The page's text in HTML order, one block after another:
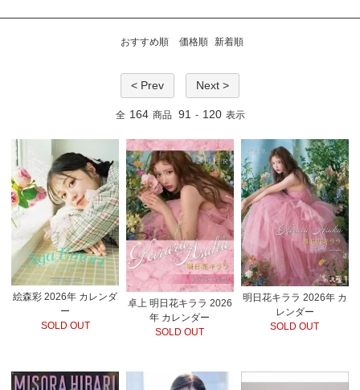
おすすめ順 価格順 新着順
< Prev Next >
全 164 商品 91 - 120 表示
絵森彩 2026年 カレンダ
ー
SOLD OUT
卓上 明日花キララ 2026
年 カレンダー
SOLD OUT
明日花キララ 2026年 カ
レンダー
SOLD OUT